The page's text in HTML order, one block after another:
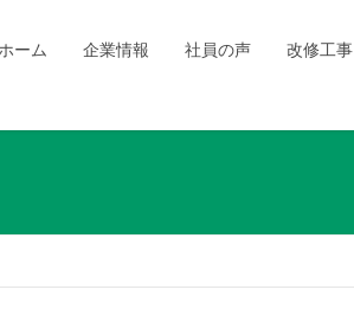
ホーム 企業情報 社員の声 改修工事